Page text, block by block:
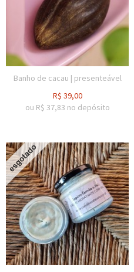
Banho de cacau | presenteável
R$ 39,00
ou R$ 37,83 no depósito